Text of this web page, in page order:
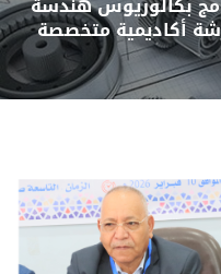
أكاديمية متخصصة